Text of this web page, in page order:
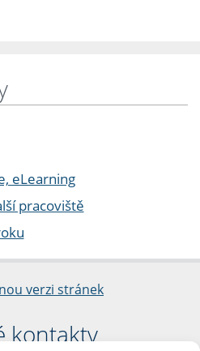
eLearning
pracoviště
verzi stránek
kontakty